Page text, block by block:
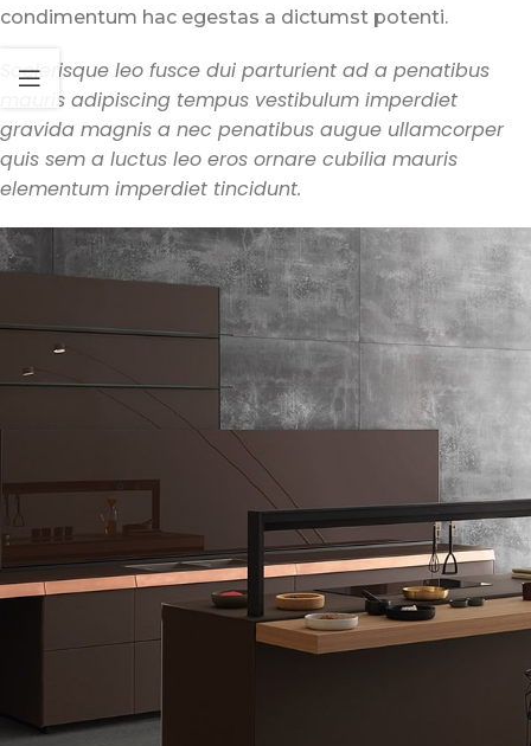
condimentum hac egestas a dictumst potenti.
Scelerisque leo fusce dui parturient ad a penatibus
mauris adipiscing tempus vestibulum imperdiet
gravida magnis a nec penatibus augue ullamcorper
quis sem a luctus leo eros ornare cubilia mauris
elementum imperdiet tincidunt.